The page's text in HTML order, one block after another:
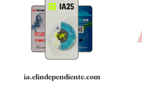
Quiénes somos
Especificaciones
ia.elindependiente.com